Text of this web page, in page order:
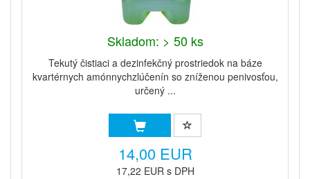
Skladom: > 50 ks
Tekutý čistiaci a dezinfekčný prostriedok na báze
kvartérnych amónnychzlúčenín so zníženou penivosťou,
určený ...
14,00 EUR
17,22 EUR s DPH